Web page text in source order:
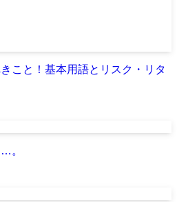
こと！基本用語とリスク・リタ
。